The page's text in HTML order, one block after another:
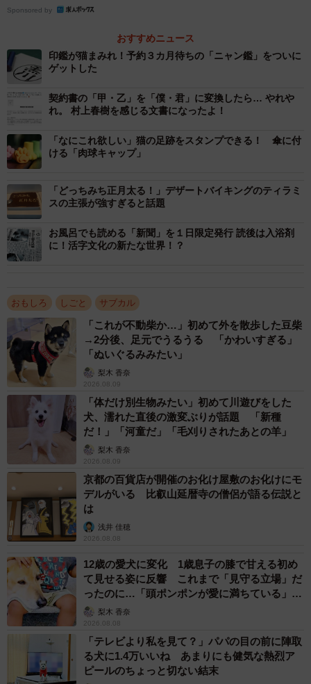
2/3
ねらった「〆切り、やばみです。」が出るまで１３回がんばりました
（提供）
──なるほどそんな使い道が！ それで「〆切り、やばみで
す。」のハンコが欲しかったんですね。
もう入稿済みって人と、〆切遅い印刷所探すって人と、
レッドゾーン突入って言ってた人に使いました。コミケ仲
間にウケましたね。印刷所によってはもうレッドゾーン料
金なので、一部からは絶叫がありました。
──ツイートを見て「事務的なはんこ」が欲しいという人
がたくさんいました。
まさかこんなに受けるとは思わなかったんでびっくり。載
せた翌日に販売しているブシロード公式さんが引用してく
れたんで、販売元もわかり感謝しています。
Sponsored by
おすすめニュース
印鑑が猫まみれ！予約３カ月待ちの「ニャン鑑」をついに
ゲットした
契約書の「甲・乙」を「僕・君」に変換したら… やれや
れ。 村上春樹を感じる文書になったよ！
「なにこれ欲しい」猫の足跡をスタンプできる！ 傘に付
ける「肉球キャップ」
「どっちみち正月太る！」デザートバイキングのティラミ
スの主張が強すぎると話題
お風呂でも読める「新聞」を１日限定発行 読後は入浴剤
に！活字文化の新たな世界！？
おもしろ しごと サブカル
「これが不動柴か…」初めて外を散歩した豆柴
→2分後、足元でうるうる 「かわいすぎる」
「ぬいぐるみみたい」
梨木 香奈
2026.08.09
「体だけ別生物みたい」初めて川遊びをした
犬、濡れた直後の激変ぶりが話題 「新種
だ！」「河童だ」「毛刈りされたあとの羊」
梨木 香奈
2026.08.09
京都の百貨店が開催のお化け屋敷のお化けにモ
デルがいる 比叡山延暦寺の僧侶が語る伝説と
は
浅井 佳穂
2026.08.08
12歳の愛犬に変化 1歳息子の膝で甘える初め
て見せる姿に反響 これまで「見守る立場」だ
ったのに…「頭ポンポンが愛に満ちている」
「尊…」
梨木 香奈
2026.08.08
「テレビより私を見て？」パパの目の前に陣取
る犬に1.4万いいね あまりにも健気な熱烈ア
ピールのちょっと切ない結末